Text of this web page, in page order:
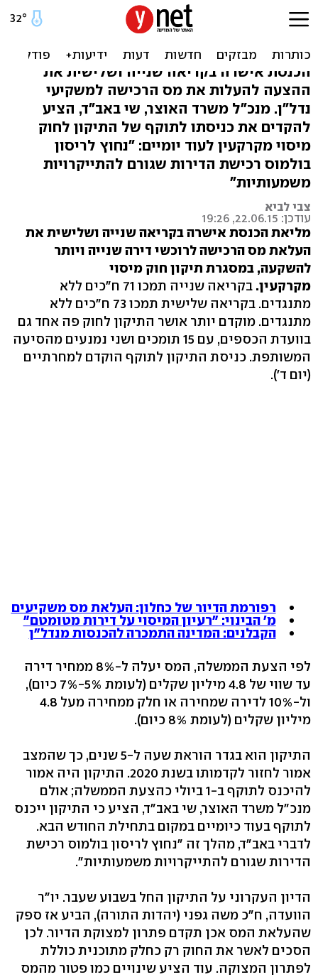
מס הרכישה למשקיעים יעלה
הכנסת אישרה בקריאה שנייה ושלישית את
ההצעה להעלות את מס הרכישה למשקיעי
נדל"ן. מנכ"ל משרד האוצר, שי באב"ד, הציע
להקדים את כניסתו לתוקף של התיקון לחוק
מיסוי מקרקעין לעוד יומיים: "נחוץ לריסון
בולמוס רכישת הדירות שגורם להתייקרויות
משמעותיות"
צבי לביא
עודכן: 22.06.15, 19:26
מליאת הכנסת אישרה בקריאה שנייה ושלישית את
העלאת מס הרכישה לרוכשי דירה שנייה ויותר
להשקעה, במסגרת תיקון חוק מיסוי
מקרקעין.
בקריאה שנייה תמכו 71 ח"כים ללא
מתנגדים. בקריאה שלישית תמכו 73 ח"כים ללא
מתנגדים. מוקדם יותר אושר התיקון לחוק פה אחד גם
בוועדת הכספים, עם 15 תומכים ושני נמנעים מהסיעה
המשותפת. כניסת התיקון לתוקף הוקדם למחרתיים
(יום ד').
רפורמת הדיור של כחלון: העלאת מס משקיעים
מ' הבינוי: "רעיון המיסוי על דירות מטומטם"
הקבלנים: המדינה התמכרה להכנסות מנדל"ן
לפי הצעת הממשלה, המס יעלה ל-8% ממחיר דירה
עד שווי של 4.8 מיליון שקלים (לעומת 5%-7% כיום),
ול-10% לדירה שמחירה או חלק ממחירה מעל 4.8
מיליון שקלים (לעומת 8% כיום).
התיקון הוא בגדר הוראת שעה ל-5 שנים, כך שהמצב
אמור לחזור לקדמותו בשנת 2020. התיקון היה אמור
להיכנס לתוקף ב-1 ביולי כהצעת הממשלה; אולם
מנכ"ל משרד האוצר, שי באב"ד, הציע כי התיקון ייכנס
לתוקף בעוד כיומיים במקום בתחילת החודש הבא.
לדברי באב"ד, מהלך זה "נחוץ לריסון בולמוס רכישת
הדירות שגורם להתייקרויות משמעותיות".
הדיון העקרוני על התיקון החל בשבוע שעבר. יו"ר
הוועדה, ח"כ משה גפני (יהדות התורה), הביע אז ספק
שהעלאת המס אכן תקדם פתרון למצוקת הדיור. לכן
הסכים לאשר את החוק רק כחלק מתוכנית כוללת
לפתרון המצוקה. עוד הציע שינויים כמו פטור מהמס